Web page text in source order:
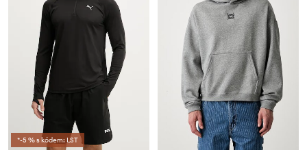
*-5 % s kódem: LST